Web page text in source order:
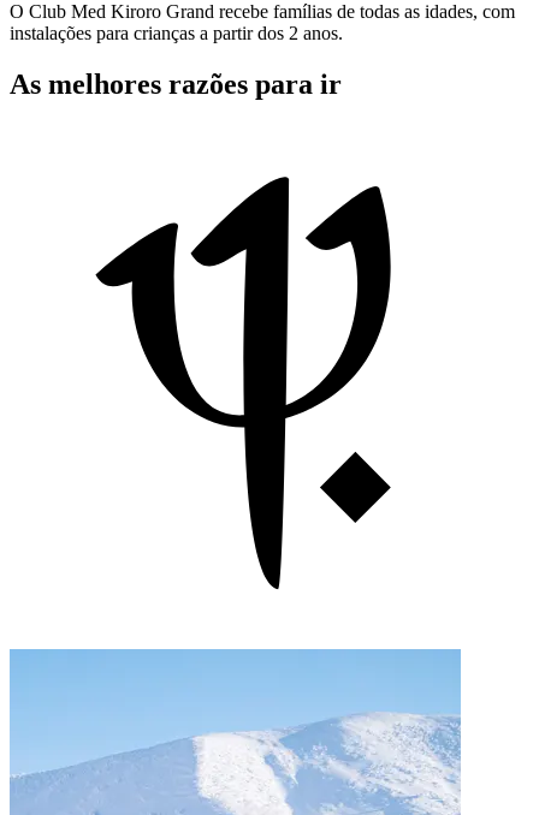
O Club Med Kiroro Grand recebe famílias de todas as idades, com
instalações para crianças a partir dos 2 anos.
As melhores razões para ir